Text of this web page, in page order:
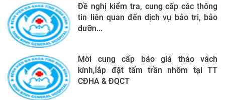
Đề nghị kiểm tra, cung cấp các thông
tin liên quan đến dịch vụ bảo tri, bảo
dưỡn...
Mời cung cấp báo giá tháo vách
kính,lắp đặt tấm trần nhôm tại TT
CĐHA & ĐQCT